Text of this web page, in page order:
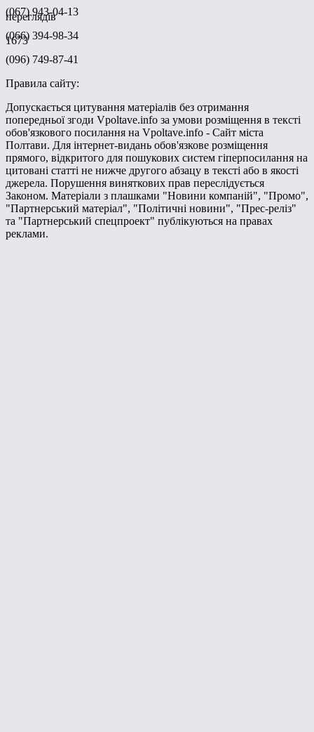
переглядів
1673
(067) 943-04-13
(066) 394-98-34
(096) 749-87-41
Правила сайту:
Допускається цитування матеріалів без отримання
попередньої згоди Vpoltave.info за умови розміщення в тексті
обов'язкового посилання на Vpoltave.info - Сайт міста
Полтави. Для інтернет-видань обов'язкове розміщення
прямого, відкритого для пошукових систем гіперпосилання на
цитовані статті не нижче другого абзацу в тексті або в якості
джерела. Порушення виняткових прав переслідується
Законом. Матеріали з плашками "Новини компаній", "Промо",
"Партнерський матеріал", "Політичні новини", "Прес-реліз"
та "Партнерський спецпроект" публікуються на правах
реклами.